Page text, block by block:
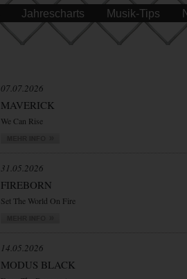
Jahrescharts Musik-Tips
07.07.2026
MAVERICK
We Can Rise
31.05.2026
FIREBORN
Set The World On Fire
14.05.2026
MODUS BLACK